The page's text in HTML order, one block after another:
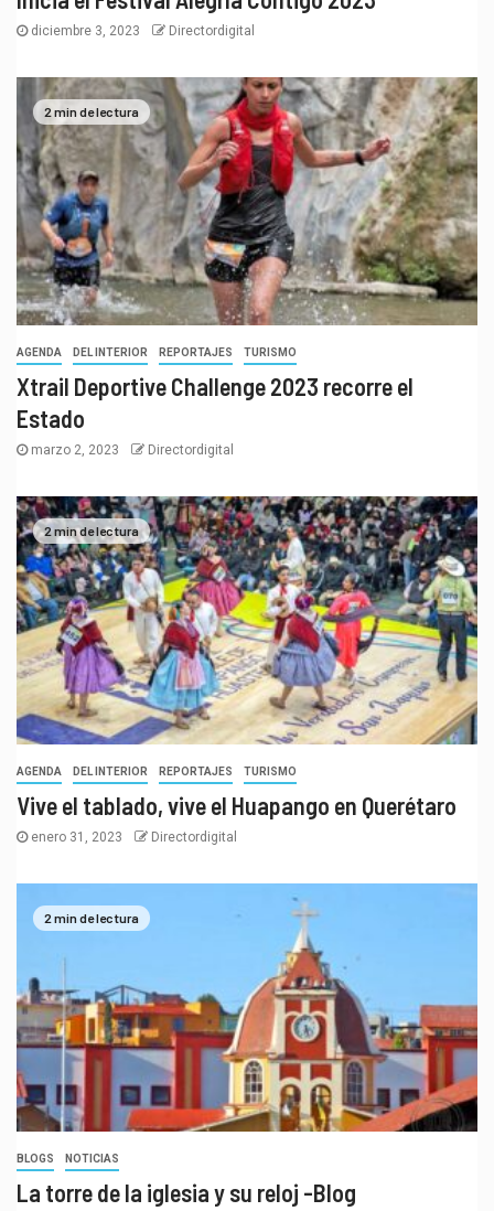
diciembre 3, 2023 Directordigital
2 min de lectura
AGENDA DEL INTERIOR REPORTAJES TURISMO
Xtrail Deportive Challenge 2023 recorre el
Estado
marzo 2, 2023 Directordigital
2 min de lectura
AGENDA DEL INTERIOR REPORTAJES TURISMO
Vive el tablado, vive el Huapango en Querétaro
enero 31, 2023 Directordigital
2 min de lectura
BLOGS NOTICIAS
La torre de la iglesia y su reloj -Blog